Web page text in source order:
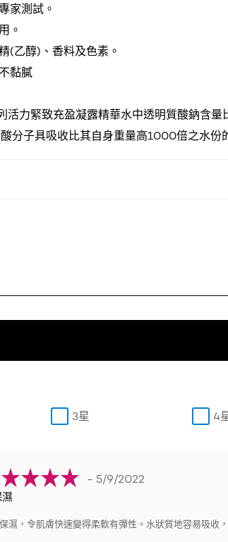
家測試。
。
(乙醇)、香料及色素。
黏膩
活力緊致充盈凝露精華水中透明質酸鈉含量
分子具吸收比其自身重量高1000倍之水份
3星 4
- 5/9/2022
濕，令肌膚快速變得柔軟有彈性。水狀質地容易吸收